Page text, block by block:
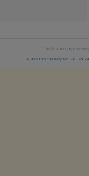
*) brutto + koszty dostawy
Sklep internetowy SOTESHOP AI